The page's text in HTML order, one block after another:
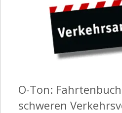
O-Ton:
schweren